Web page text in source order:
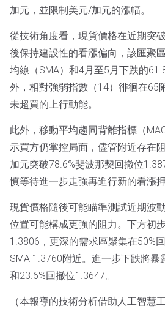
加元，並限制美元/加元的漲幅。
從技術角度看，現貨價格在近期突
後保持建設性的看漲偏向，該匯聚
均線（SMA）和4月至5月下跌的
外，相對強弱指數（14）徘徊在65
未超買的上行動能。
此外，移動平均趨同背離指標（
示買方仍掌控局面，儘管附近存在
加元突破78.6%斐波那契回撤位
慎等待進一步走強再進行新的看漲
現貨價格隨後可能瞄準測試近期波
位置可能構成更強的阻力。下方初
1.3806，更深的需求區聚集在50%
SMA 1.3760附近。進一步下跌將暴
和23.6%回撤位1.3647。
（本報導的技術分析借助人工智慧